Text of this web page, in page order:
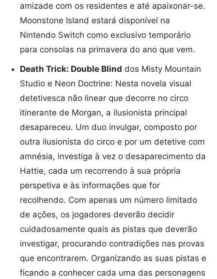
amizade com os residentes e até apaixonar-se.
Moonstone Island estará disponível na
Nintendo Switch como exclusivo temporário
para consolas na primavera do ano que vem.
Death Trick: Double Blind dos Misty Mountain
Studio e Neon Doctrine: Nesta novela visual
detetivesca não linear que decorre no circo
itinerante de Morgan, a ilusionista principal
desapareceu. Um duo invulgar, composto por
outra ilusionista do circo e por um detetive com
amnésia, investiga à vez o desaparecimento da
Hattie, cada um recorrendo à sua própria
perspetiva e às informações que for
recolhendo. Com apenas um número limitado
de ações, os jogadores deverão decidir
cuidadosamente quais as pistas que deverão
investigar, procurando contradições nas provas
que encontrarem. Organizando as suas pistas e
ficando a conhecer cada uma das personagens